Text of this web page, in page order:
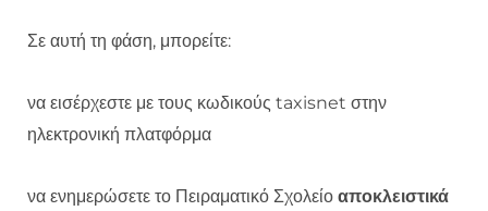
Σε αυτή τη φάση, μπορείτε:
να εισέρχεστε με τους κωδικούς taxisnet στην
ηλεκτρονική πλατφόρμα
να ενημερώσετε το Πειραματικό Σχολείο αποκλειστικά